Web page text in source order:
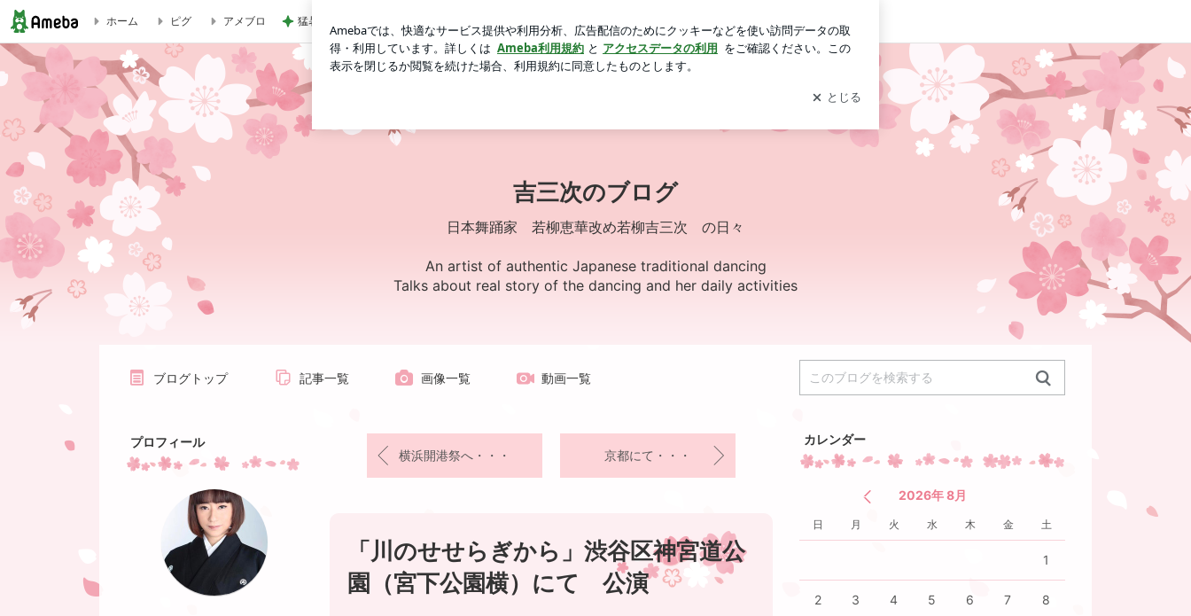
「川のせせらぎから」渋谷区神宮道公園（宮下公園横）にて 公演 | 吉三次のブログ
ホーム ピグ アメブロ 猛暑の中突入したスシローセール ログイン
吉三次のブログ
日本舞踊家 若柳恵華改め若柳吉三次 の日々
An artist of authentic Japanese traditional dancing
Talks about real story of the dancing and her daily activities
ブログトップ 記事一覧 画像一覧 動画一覧
横浜開港祭へ・・・ 京都にて・・・
「川のせせらぎから」渋谷区神宮道公
園（宮下公園横）にて 公演
カレンダー
2026年 8月
日 月 火 水 木 金 土
1
2 3 4 5 6 7 8
プロフィール